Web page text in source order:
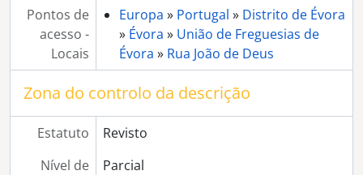
[Coleção] Colecção Ricardo Santos
[Coleção] Colecção Inácio Martinho
[Coleção] Colecção Lopes Fragoso
[Coleção] Colecção Família David
[Coleção] Colecção José Manuel Rodrigues
[Coleção] Colecção Luís Teixeira
[Coleção] Colecção António Cunha
[Coleção] Colecção Carlos Tojo
Pontos de
acesso -
Locais
Europa » Portugal » Distrito de Évora
» Évora » União de Freguesias de
Évora » Rua João de Deus
Zona do controlo da descrição
Estatuto
Revisto
Nível de
Parcial